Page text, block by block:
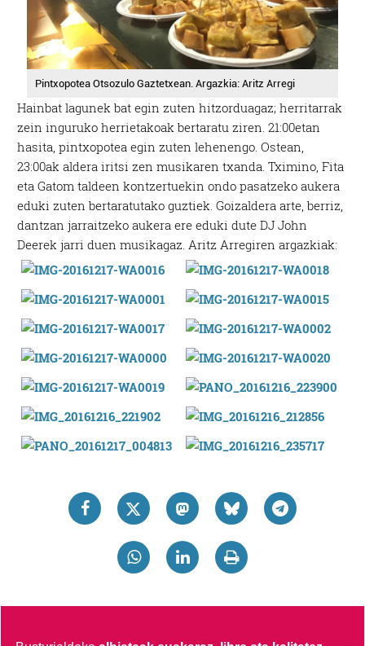
Pintxopotea Otsozulo Gaztetxean. Argazkia: Aritz Arregi
Hainbat lagunek bat egin zuten hitzorduagaz; herritarrak
zein inguruko herrietakoak bertaratu ziren. 21:00etan
hasita, pintxopotea egin zuten lehenengo. Ostean,
23:00ak aldera iritsi zen musikaren txanda. Tximino, Fita
eta Gatom taldeen kontzertuekin ondo pasatzeko aukera
eduki zuten bertaratutako guztiek. Goizaldera arte, berriz,
dantzan jarraitzeko aukera ere eduki dute DJ John
Deerek jarri duen musikagaz. Aritz Arregiren argazkiak: